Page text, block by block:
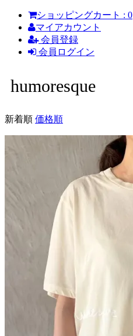
ショッピングカート : 0
マイアカウント
会員登録
会員ログイン
humoresque
新着順 価格順